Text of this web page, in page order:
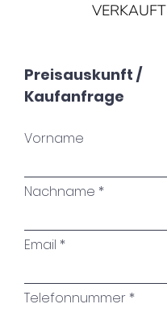
VERKAUFT
Preisauskunft /
Kaufanfrage
Vorname
Nachname
Email
Telefonnummer